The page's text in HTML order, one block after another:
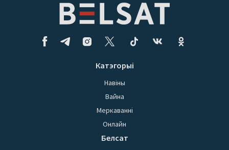
Катэгорыі
Навіны
Вайна
Меркаванні
Онлайн
Белсат